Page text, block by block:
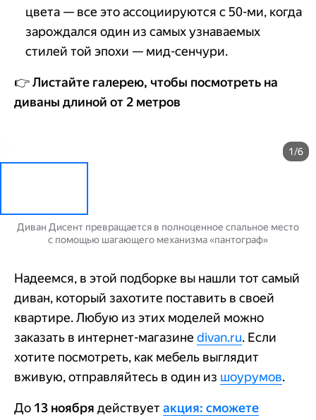
цвета — все это ассоциируются с 50-ми, когда
зарождался один из самых узнаваемых
стилей той эпохи — мид-сенчури.
👉 Листайте галерею, чтобы посмотреть на
диваны длиной от 2 метров
1/6
Диван Дисент превращается в полноценное спальное место
с помощью шагающего механизма «пантограф»
Надеемся, в этой подборке вы нашли тот самый
диван, который захотите поставить в своей
квартире. Любую из этих моделей можно
заказать в интернет-магазине divan.ru. Если
хотите посмотреть, как мебель выглядит
вживую, отправляйтесь в один из шоурумов.
До 13 ноября действует акция: сможете